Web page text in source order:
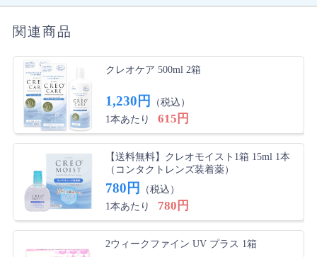
ん。ちゃんと使えるし安いし、これで充分満足していま
す。 また無くなったら購入すると思います。
からあげ さん
速いしポストで受け取りが楽でした
商品は長年愛用しているのですが、こちらのサイトでは
初めての購入。迅速な発送でポスト投函なのがすごく助
かりました。今度からもこちらで買おうと思います！
きなこ さん
届くまで早かった
コンタクトが届くまで早かったです。 コンタクトレン
ズはちょっと乾きやすいかな？という印象でしたが、安
関連商品
クレオケア 500ml 2箱
1,230円
（税込）
1本あたり
615円
【送料無料】クレオモイスト1箱 15ml 1本
（コンタクトレンズ装着薬）
780円
（税込）
1本あたり
780円
2ウィークファイン UV プラス 1箱